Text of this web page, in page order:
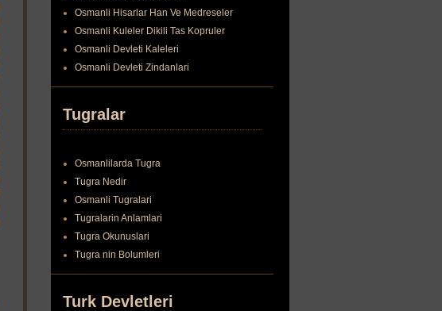
Osmanli Hisarlar Han Ve Medreseler
Osmanli Kuleler Dikili Tas Kopruler
Osmanli Devleti Kaleleri
Osmanli Devleti Zindanlari
Tugralar
Osmanlilarda Tugra
Tugra Nedir
Osmanli Tugralari
Tugralarin Anlamlari
Tugra Okunuslari
Tugra nin Bolumleri
Turk Devletleri